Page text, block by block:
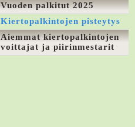
Vuoden palkitut 2025
Kiertopalkintojen pisteytys
Aiemmat kiertopalkintojen
voittajat ja piirinmestarit